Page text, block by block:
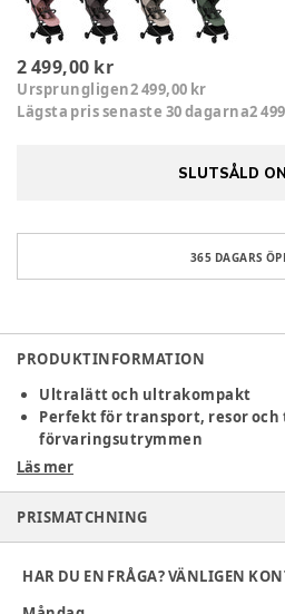
2 499,00 kr
Ursprungligen2 499,00 kr
Lägsta pris senaste 30 dagarna2
SLUTSÅLD
365 DAGARS
PRODUKTINFORMATION
Ultralätt och ultrakompakt
Perfekt för transport, resor och
förvaringsutrymmen
Enkel och intuitiv i vardagen
Komfort i alla situationer
UPF50+ och genomtänkt
Lionelo Sia är den perfekta
Läs mer
PRISMATCHNING
HAR DU EN FRÅGA? VÄNLIGEN